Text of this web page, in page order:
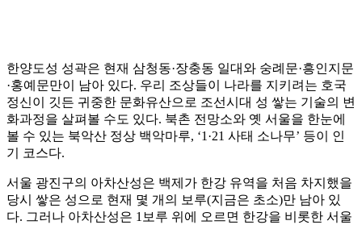
한양도성 성곽은 현재 삼청동·장충동 일대와 숭례문·흥인지문
·홍예문만이 남아 있다. 우리 조상들이 나라를 지키려는 호국
정신이 깃든 귀중한 문화유산으로 조선시대 성 쌓는 기술의 변
화과정을 살펴볼 수도 있다. 북촌 전망소와 옛 서울을 한눈에
볼 수 있는 북악산 정상 백악마루, ‘1·21 사태 소나무’ 등이 인
기 코스다.
서울 광진구의 아차산성은 백제가 한강 유역을 처음 차지했을
당시 쌓은 성으로 현재 몇 개의 보루(지금은 초소)만 남아 있
다. 그러나 아차산성은 1보루 위에 오르면 한강을 비롯한 서울